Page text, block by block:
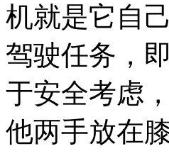
机就是它自
驾驶任务，
于安全考虑
他两手放在